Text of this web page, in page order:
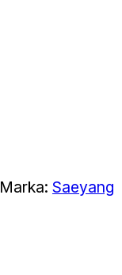
Marka: Saeyang